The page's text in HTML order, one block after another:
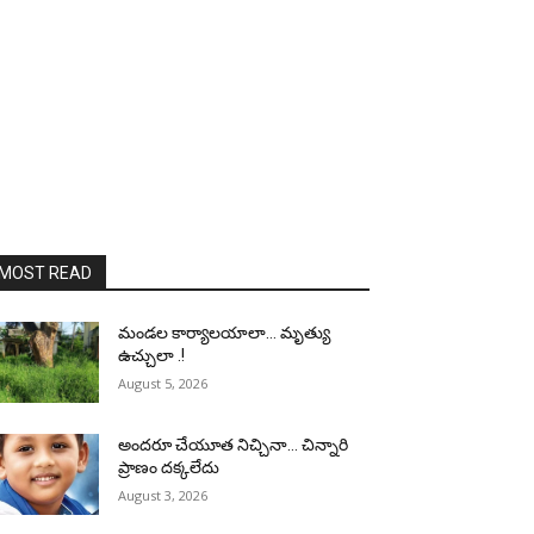
READ
మండల కార్యాలయాలా… మృత్యు
ఉచ్చులా .!
August 5, 2026
అందరూ చేయూత నిచ్చినా… చిన్నారి
ప్రాణం దక్కలేదు
August 3, 2026